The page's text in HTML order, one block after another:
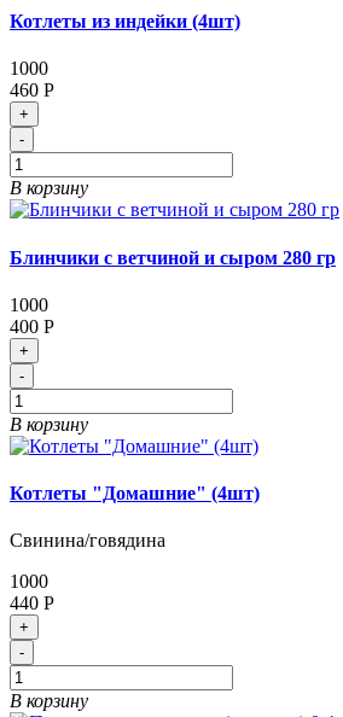
Котлеты из индейки (4шт)
1000
460 Р
+
-
В корзину
Блинчики с ветчиной и сыром 280 гр
1000
400 Р
+
-
В корзину
Котлеты "Домашние" (4шт)
Свинина/говядина
1000
440 Р
+
-
В корзину